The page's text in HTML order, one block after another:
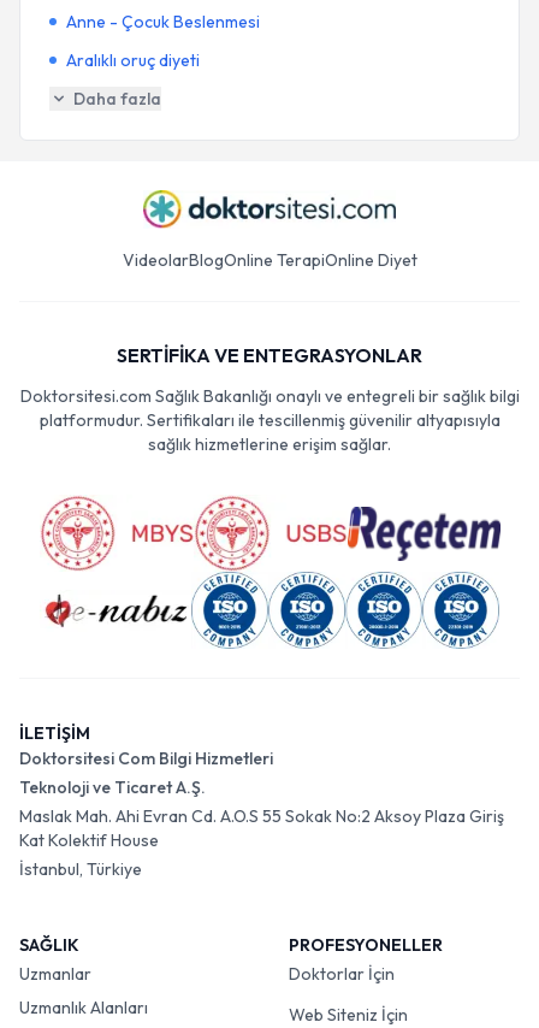
Anne - Çocuk Beslenmesi
Aralıklı oruç diyeti
Daha fazla
VideolarBlogOnline TerapiOnline Diyet
SERTİFİKA VE ENTEGRASYONLAR
Doktorsitesi.com Sağlık Bakanlığı onaylı ve entegreli bir sağlık bilgi
platformudur. Sertifikaları ile tescillenmiş güvenilir altyapısıyla
sağlık hizmetlerine erişim sağlar.
İLETİŞİM
Doktorsitesi Com Bilgi Hizmetleri
Teknoloji ve Ticaret A.Ş.
Maslak Mah. Ahi Evran Cd. A.O.S 55 Sokak No:2 Aksoy Plaza Giriş
Kat Kolektif House
İstanbul, Türkiye
SAĞLIK
Uzmanlar
Uzmanlık Alanları
PROFESYONELLER
Doktorlar İçin
Web Siteniz İçin